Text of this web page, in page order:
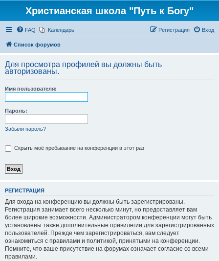
Христианская школа "Путь к Богу"
FAQ Календарь Вход
Регистрация
Список форумов
Для просмотра профилей вы должны быть
авторизованы.
Имя пользователя:
Пароль:
Забыли пароль?
Скрыть моё пребывание на конференции в этот раз
РЕГИСТРАЦИЯ
Для входа на конференцию вы должны быть зарегистрированы.
Регистрация занимает всего несколько минут, но предоставляет вам
более широкие возможности. Администратором конференции могут быть
установлены также дополнительные привилегии для зарегистрированных
пользователей. Прежде чем зарегистрироваться, вам следует
ознакомиться с правилами и политикой, принятыми на конференции.
Помните, что ваше присутствие на форумах означает согласие со всеми
правилами.